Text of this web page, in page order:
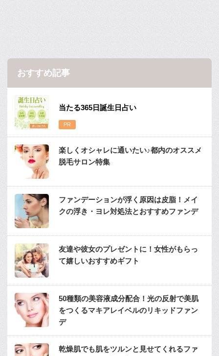
おすすめ記事
当たる365日誕生日占い
楽しくオシャレに通いたい♪都内のオススメ
脱毛サロン特集
ファンデーションが浮く原因は皮脂！メイ
クの浮き・ヨレ対処法とおすすめファンデ
友達や彼女のプレゼントに！女性がもらっ
て嬉しいおすすめギフト
50種類の美容液成分配合！光の反射で美肌
をつくるマキアレイベルのリキッドファン
デ
乾燥肌でも肌をツルンと見せてくれるファ